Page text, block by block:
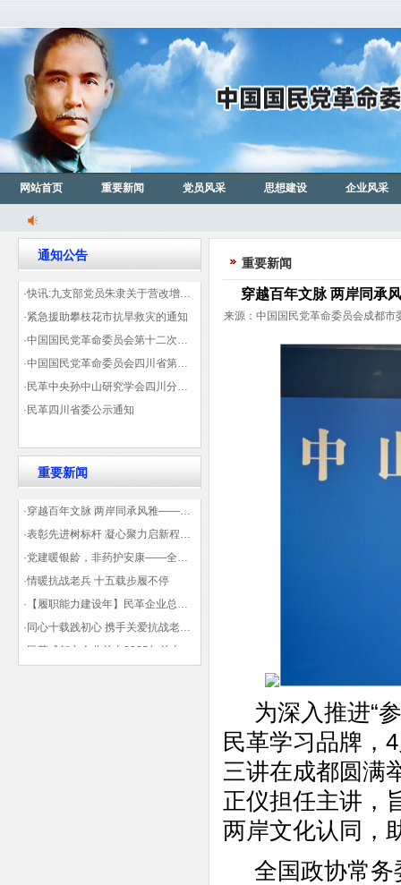
网站首页 重要新闻 党员风采 思想建设 企业风采
通知公告
·快讯:九支部党员朱隶关于营改增信息宣传力度的建议那篇已被省政协采用
·紧急援助攀枝花市抗旱救灾的通知
·中国国民党革命委员会第十二次全国代表大会代表登记表（下载）
·中国国民党革命委员会四川省第十一次代表大会代表登记表（下载）
·民革中央孙中山研究学会四川分会领导机构及成员名单
·民革四川省委公示通知
重要新闻
·穿越百年文脉 两岸同承风雅——民革四川省委会“中山天府大讲堂”第三讲在蓉举办
·表彰先进树标杆 凝心聚力启新程——民革企业总支部参加2025年度先进表彰大会有感
·党建暖银龄，非药护安康——全球健康公益大讲堂温情纪实
·情暖抗战老兵 十五载步履不停
·【履职能力建设年】民革企业总支部联合多地民革基层组织发起“夏日送清凉”活动 致敬“乡镇美容师”
·同心十载践初心 携手关爱抗战老兵——民革企业总支部 十年帮扶抗战老兵工作纪实
重要新闻
穿越百年文脉 两岸同承
来源：中国国民党革命委员会成都
为深入推进“参
民革学习品牌，
三讲在成都圆满
正仪担任主讲，
两岸文化认同，
全国政协常